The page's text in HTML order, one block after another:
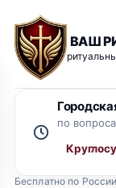
ВАШ
Бесплатно по
по